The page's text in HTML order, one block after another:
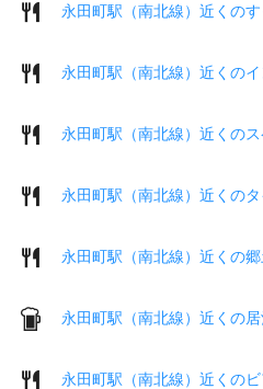
永田町駅（南北線）近くの
永田町駅（南北線）近くの
永田町駅（南北線）近くの
永田町駅（南北線）近くの
永田町駅（南北線）近くの
永田町駅（南北線）近くの
永田町駅（南北線）近くの